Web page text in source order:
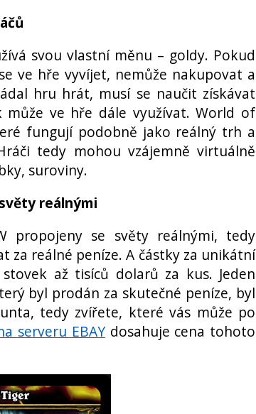
svou vlastní měnu – goldy. Pokud
ve hře vyvíjet, nemůže nakupovat a
hru hrát, musí se naučit získávat
ve hře dále využívat. World of
fungují podobně jako reálný trh a
tedy mohou vzájemně virtuálně
suroviny.
reálnými
propojeny se světy reálnými, tedy
reálné peníze. A částky za unikátní
až tisíců dolarů za kus. Jeden
byl prodán za skutečné peníze, byl
tedy zvířete, které vás může po
serveru EBAYdosahuje cena tohoto